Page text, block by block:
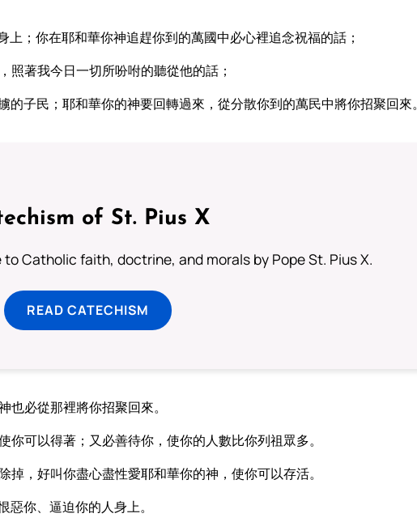
上；你在耶和華你神追趕你到的萬國中必心裡追念祝福的話；
照著我今日一切所吩咐的聽從他的話；
子民；耶和華你的神要回轉過來，從分散你到的萬民中將你招聚回來。
of St. Pius X
Catholic faith, doctrine, and morals by Pope St. Pius X.
READ CATECHISM
必從那裡將你招聚回來。
可以得著；又必善待你，使你的人數比你列祖眾多。
，好叫你盡心盡性愛耶和華你的神，使你可以存活。
你、逼迫你的人身上。